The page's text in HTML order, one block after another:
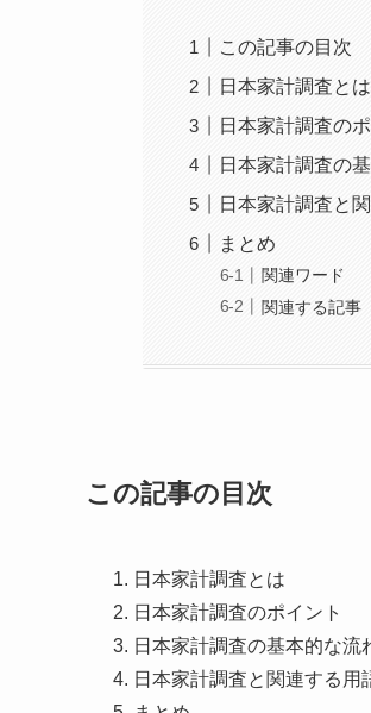
この記事の目次
日本家計調査とは
日本家計調査の
日本家計調査の
日本家計調査と
まとめ
関連ワード
関連する記事
この記事の目次
日本家計調査とは
日本家計調査のポイント
日本家計調査の基本的な流
日本家計調査と関連する用